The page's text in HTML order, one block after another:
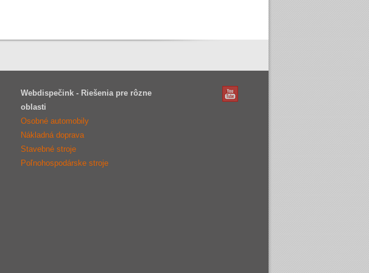
Webdispečink - Riešenia pre rôzne
oblasti
Osobné automobily
Nákladná doprava
Stavebné stroje
Poľnohospodárske stroje